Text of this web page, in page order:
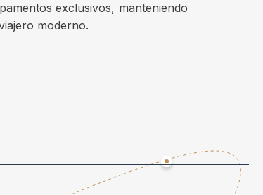
exclusivos, manteniendo
moderno.